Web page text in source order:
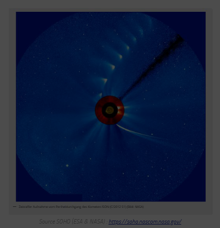
Source SOHO (ESA & NASA) : https://soho.nascom.nasa.gov/